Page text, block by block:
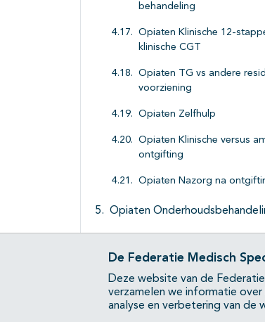
behandeling
Opiaten Klinische 12-
klinische CGT
Opiaten TG vs andere
voorziening
Opiaten Zelfhulp
Opiaten Klinische versus
ontgifting
Opiaten Nazorg na
Opiaten
stimulatie
Bijlagen
De Federatie Medisch
Deze website van de
verzamelen we informatie
analyse en verbetering van de